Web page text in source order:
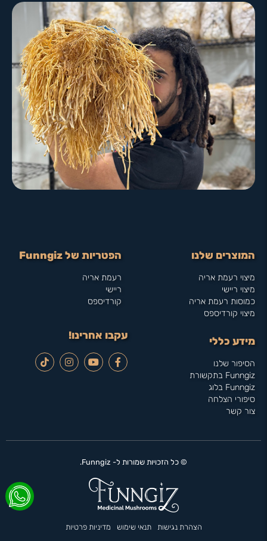
המוצרים שלנו
מיצוי רעמת אריה
מיצוי ריישי
כמוסות רעמת אריה
מיצוי קורדיספס
הפטריות של Funngiz
רעמת אריה
ריישי
קורדיספס
מידע כללי
הסיפור שלנו
Funngiz בתקשורת
Funngiz בלוג
סיפורי הצלחה
צור קשר
עקבו אחרינו!
© כל הזכויות שמורות ל- Funngiz.
הצהרת נגישות תנאי שימוש מדיניות פרטיות